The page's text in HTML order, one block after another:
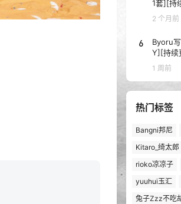
1套][持
2 个月前
6
Byoru
Y][持续
1 周前
热门标签
Bangni邦尼
Kitaro_绮太郎
rioko凉凉子
yuuhui玉汇
兔子Zzz不吃